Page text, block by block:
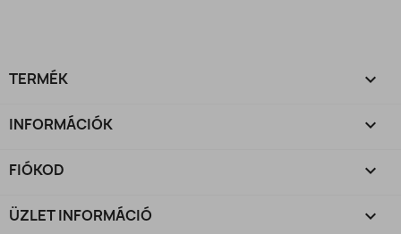
TERMÉK 
INFORMÁCIÓK 
FIÓKOD 
ÜZLET INFORMÁCIÓ keyboard_arrow_down